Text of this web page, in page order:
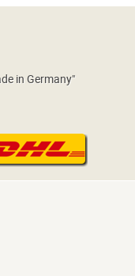
in Germany"